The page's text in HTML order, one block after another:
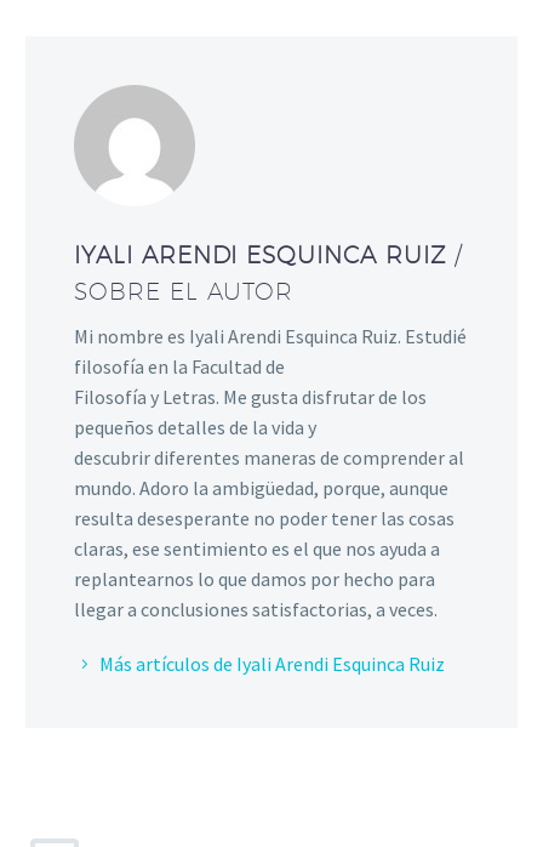
IYALI ARENDI ESQUINCA RUIZ /
SOBRE EL AUTOR
Mi nombre es Iyali Arendi Esquinca Ruiz. Estudié
filosofía en la Facultad de
Filosofía y Letras. Me gusta disfrutar de los
pequeños detalles de la vida y
descubrir diferentes maneras de comprender al
mundo. Adoro la ambigüedad, porque, aunque
resulta desesperante no poder tener las cosas
claras, ese sentimiento es el que nos ayuda a
replantearnos lo que damos por hecho para
llegar a conclusiones satisfactorias, a veces.
Más artículos de Iyali Arendi Esquinca Ruiz